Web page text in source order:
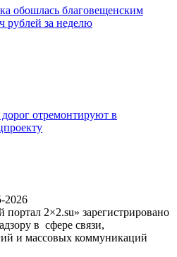
обошлась благовещенским
рублей за неделю
отремонтируют в
2026
2×2.su» зарегистрировано
в сфере связи,
и массовых коммуникаций